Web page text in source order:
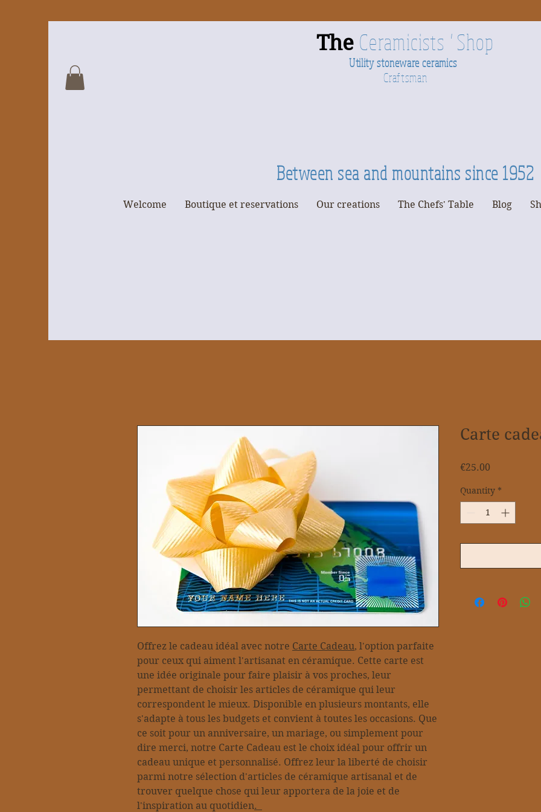
The Ceramicists ' Shop
Utility stoneware ceramics
Craftsman
Between sea and mountains since 1952
Welcome Boutique et reservations Our creations The Chefs' Table Blog
Offrez le cadeau idéal avec notre Carte Cadeau, l'option parfaite
pour ceux qui aiment l'artisanat en céramique. Cette carte est
une idée originale pour faire plaisir à vos proches, leur
permettant de choisir les articles de céramique qui leur
correspondent le mieux. Disponible en plusieurs montants, elle
s'adapte à tous les budgets et convient à toutes les occasions. Que
ce soit pour un anniversaire, un mariage, ou simplement pour
dire merci, notre Carte Cadeau est le choix idéal pour offrir un
cadeau unique et personnalisé. Offrez leur la liberté de choisir
parmi notre sélection d'articles de céramique artisanal et de
trouver quelque chose qui leur apportera de la joie et de
l'inspiration au quotidien.
Carte
€25.00
Quantity *